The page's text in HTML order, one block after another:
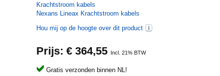
Krachtstroom kabels
Nexans Lineax Krachtstroom kabels
Hou mij op de hoogte over dit product
Prijs: € 364,55 Incl. 21% BTW
Gratis verzonden binnen NL!